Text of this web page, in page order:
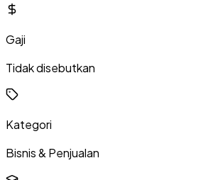
Gaji
Tidak disebutkan
Kategori
Bisnis & Penjualan